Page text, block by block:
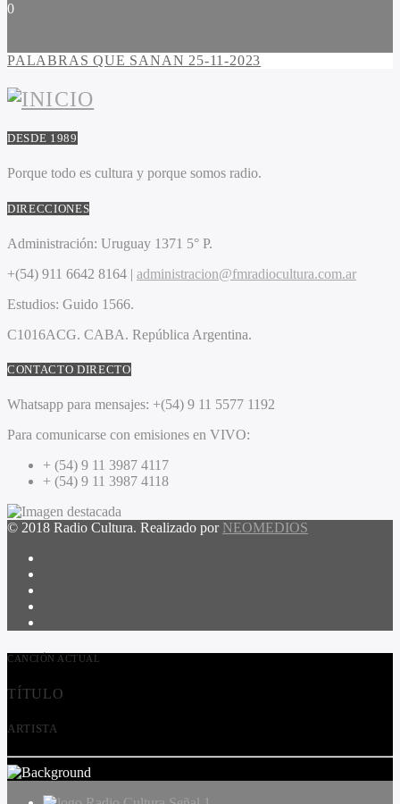
0
PALABRAS QUE SANAN 25-11-2023
DESDE 1989
Porque todo es cultura y porque somos radio.
DIRECCIONES
Administración: Uruguay 1371 5° P.
+(54) 911 6642 8164 | administracion@fmradiocultura.com.ar
Estudios: Guido 1566.
C1016ACG. CABA. República Argentina.
CONTACTO DIRECTO
Whatsapp para mensajes: +(54) 9 11 5577 1192
Para comunicarse con emisiones en VIVO:
+ (54) 9 11 3987 4117
+ (54) 9 11 3987 4118
© 2018 Radio Cultura. Realizado por NEOMEDIOS
CANCIÓN ACTUAL
TÍTULO
ARTISTA